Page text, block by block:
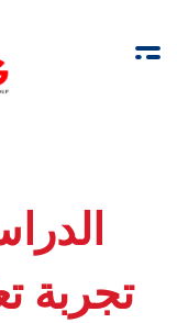
تجربة